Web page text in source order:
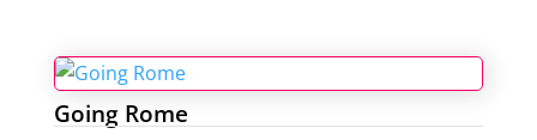
Going Rome